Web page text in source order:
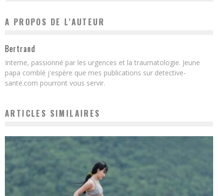
A PROPOS DE L'AUTEUR
Bertrand
Interne, passionné par les urgences et la traumatologie. Jeune
papa comblé j'espère que mes publications sur detective-
sante.com pourront vous servir.
ARTICLES SIMILAIRES